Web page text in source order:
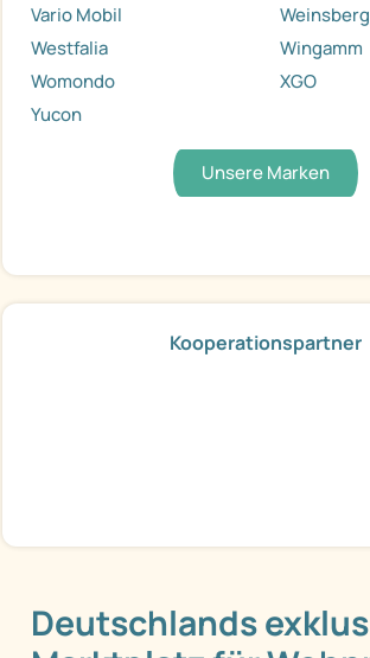
Vario Mobil
Weinsberg
Westfalia
Wingamm
Womondo
XGO
Yucon
Unsere Marken
Kooperationspartner